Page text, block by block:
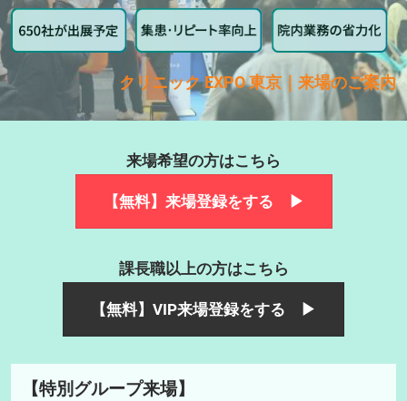
クリニック EXPO 東京｜来場のご案内
来場希望の方はこちら
【無料】来場登録をする ▶
課長職以上の方はこちら
【無料】VIP来場登録をする ▶
【特別グループ来場】